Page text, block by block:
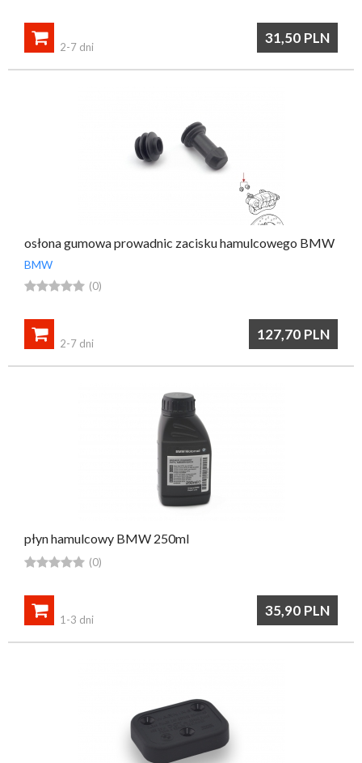
31,50 PLN

2-7 dni
osłona gumowa prowadnic zacisku hamulcowego BMW
BMW
 (0)
127,70 PLN

2-7 dni
płyn hamulcowy BMW 250ml
 (0)
35,90 PLN

1-3 dni